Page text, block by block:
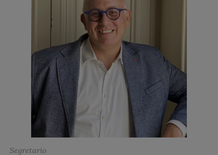
Segretario